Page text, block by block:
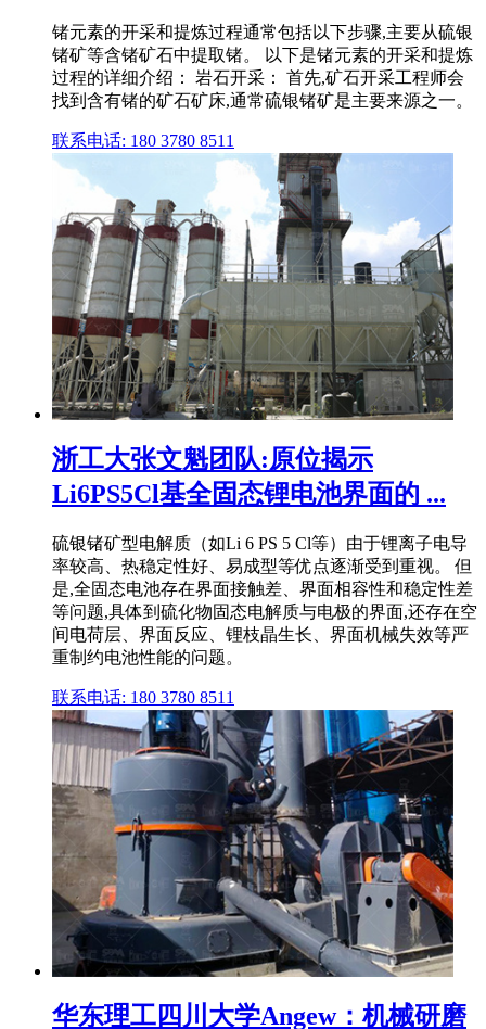
锗元素的开采和提炼过程通常包括以下步骤,主要从硫银
锗矿等含锗矿石中提取锗。 以下是锗元素的开采和提炼
过程的详细介绍： 岩石开采： 首先,矿石开采工程师会
找到含有锗的矿石矿床,通常硫银锗矿是主要来源之一。
联系电话: 180 3780 8511
浙工大张文魁团队:原位揭示
Li6PS5Cl基全固态锂电池界面的 ...
硫银锗矿型电解质（如Li 6 PS 5 Cl等）由于锂离子电导
率较高、热稳定性好、易成型等优点逐渐受到重视。 但
是,全固态电池存在界面接触差、界面相容性和稳定性差
等问题,具体到硫化物固态电解质与电极的界面,还存在空
间电荷层、界面反应、锂枝晶生长、界面机械失效等严
重制约电池性能的问题。
联系电话: 180 3780 8511
华东理工四川大学Angew：机械研磨